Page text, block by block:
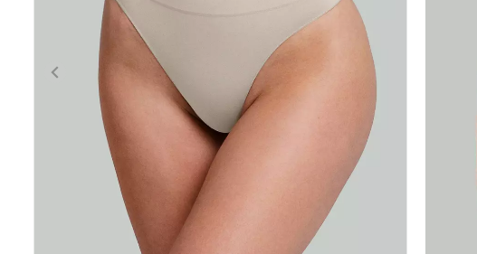
Безшовні легінси з
мікрофібри LEGGINGS 02
(чорний) Giulia
552 грн.
Безшовні бразиліана з
легкою корекцією
SHAPEWEAR black
Giulia
369 грн.